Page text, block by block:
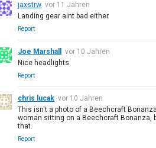
jaxstrw vor 11 Jahren
Landing gear aint bad either
Report
Joe Marshall
vor 10 Jahren
Nice headlights
Report
chris lucak vor 10 Jahren
This isn't a photo of a Beechcraft
woman sitting on a Beechcraft Bonanza,
that.
Report